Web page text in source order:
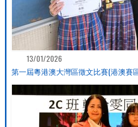
13/01/2026
第一屆粵港澳大灣區徵文比賽(港澳賽